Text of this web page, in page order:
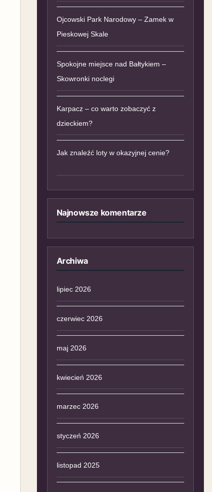
Ojcowski Park Narodowy – Zamek w
Pieskowej Skale
Spokojne miejsce nad Bałtykiem –
Skowronki noclegi
Karpacz – co warto zobaczyć z
dzieckiem?
Jak znaleźć loty w okazyjnej cenie?
Najnowsze komentarze
Archiwa
lipiec 2026
czerwiec 2026
maj 2026
kwiecień 2026
marzec 2026
styczeń 2026
listopad 2025